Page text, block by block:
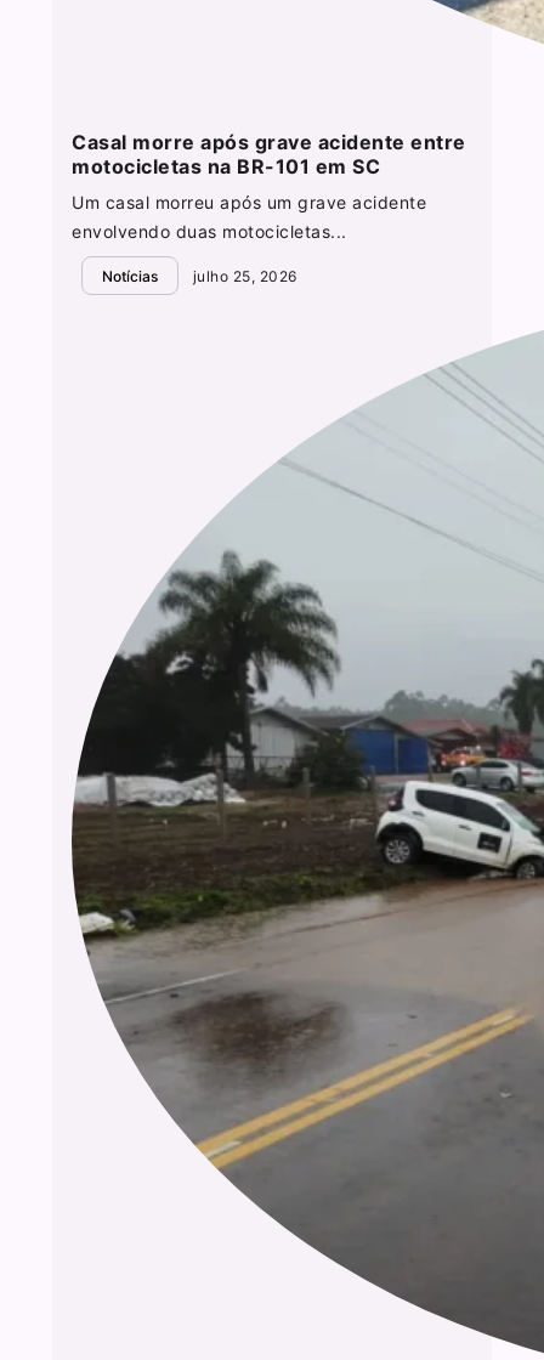
Casal morre após grave acidente entre
motocicletas na BR-101 em SC
Um casal morreu após um grave acidente
envolvendo duas motocicletas...
Notícias julho 25, 2026